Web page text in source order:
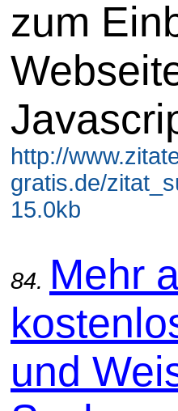
zum
http://
gratis.de/
15.0kb
84. Mehr
und